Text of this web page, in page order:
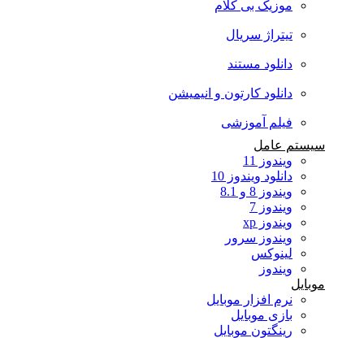
موزیک بی کلام
تیتراژ سریال
دانلود مستند
دانلود کارتون و انیمیشن
فیلم آموزشی
سیستم عامل
ویندوز 11
دانلود ویندوز 10
ویندوز 8 و 8.1
ویندوز 7
ویندوز xp
ویندوز سرور
لینوکس
ویندوز
موبایل
نرم افزار موبایل
بازی موبایل
رینگتون موبایل